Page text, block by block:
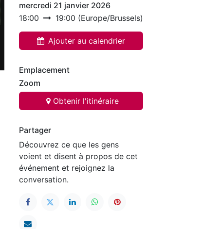
mercredi 21 janvier 2026
18:00
19:00 (Europe/Brussels)
Ajouter au calendrier
Emplacement
Zoom
Obtenir l'itinéraire
Partager
Découvrez ce que les gens
voient et disent à propos de cet
événement et rejoignez la
conversation.